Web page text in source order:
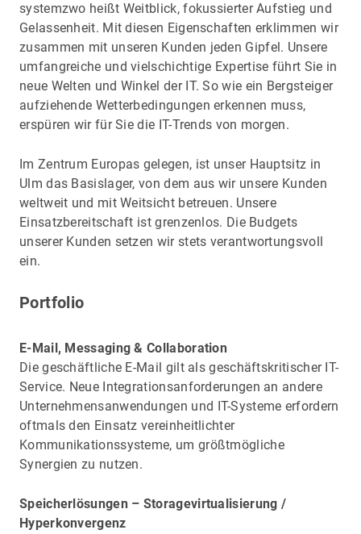
systemzwo heißt Weitblick, fokussierter Aufstieg und
Gelassenheit. Mit diesen Eigenschaften erklimmen wir
zusammen mit unseren Kunden jeden Gipfel. Unsere
umfangreiche und vielschichtige Expertise führt Sie in
neue Welten und Winkel der IT. So wie ein Bergsteiger
aufziehende Wetterbedingungen erkennen muss,
erspüren wir für Sie die IT-Trends von morgen.
Im Zentrum Europas gelegen, ist unser Hauptsitz in
Ulm das Basislager, von dem aus wir unsere Kunden
weltweit und mit Weitsicht betreuen. Unsere
Einsatzbereitschaft ist grenzenlos. Die Budgets
unserer Kunden setzen wir stets verantwortungsvoll
ein.
Portfolio
E-Mail, Messaging & Collaboration
Die geschäftliche E-Mail gilt als geschäftskritischer IT-
Service. Neue Integrationsanforderungen an andere
Unternehmensanwendungen und IT-Systeme erfordern
oftmals den Einsatz vereinheitlichter
Kommunikationssysteme, um größtmögliche
Synergien zu nutzen.
Speicherlösungen – Storagevirtualisierung /
Hyperkonvergenz